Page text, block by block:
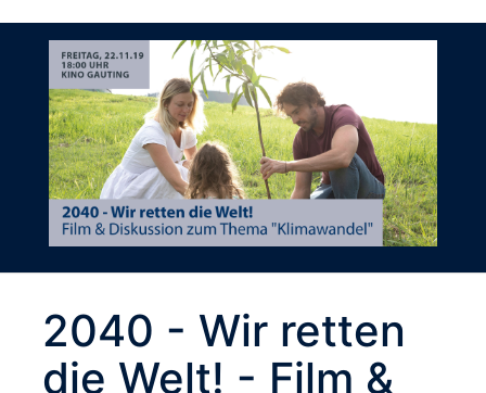
2040 - Wir retten
die Welt! - Film &